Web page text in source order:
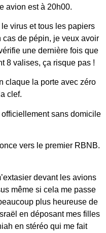
avion est à 20h00.
virus et tous les papiers
cas de pépin, je veux avoir
une dernière fois que
8 valises, ça risque pas !
claque la porte avec zéro
clef.
sans domicile
vers le premier RBNB.
devant les avions
même si cela me passe
plus heureuse de
en déposant mes filles
en stéréo qui me fait